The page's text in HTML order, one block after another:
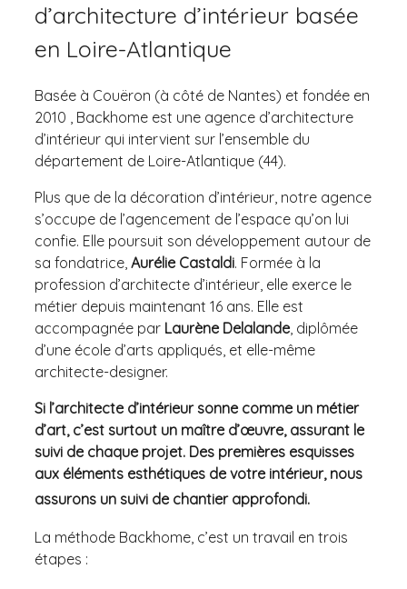
d’architecture d’intérieur basée
en Loire-Atlantique
Basée à Couëron (à côté de Nantes) et fondée en
2010 , Backhome est une agence d’architecture
d’intérieur qui intervient sur l’ensemble du
département de Loire-Atlantique (44).
Plus que de la décoration d’intérieur, notre agence
s’occupe de l’agencement de l’espace qu’on lui
confie. Elle poursuit son développement autour de
sa fondatrice, Aurélie Castaldi. Formée à la
profession d’architecte d’intérieur, elle exerce le
métier depuis maintenant 16 ans. Elle est
accompagnée par Laurène Delalande, diplômée
d’une école d’arts appliqués, et elle-même
architecte-designer.
Si l’architecte d’intérieur sonne comme un métier
d’art, c’est surtout un maître d’œuvre, assurant le
suivi de chaque projet. Des premières esquisses
aux éléments esthétiques de votre intérieur, nous
assurons un suivi de chantier approfondi.
La méthode Backhome, c’est un travail en trois
étapes :